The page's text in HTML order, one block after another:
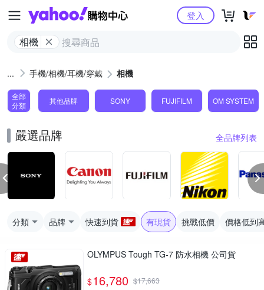
Yahoo購物中心
相機
登入
手機/相機/耳機/穿戴 相機
全部
分類
其他品牌 SONY FUJIFILM OM SYSTEM
嚴選品牌 全品牌列表
分類 品牌 快速到貨 有現貨 挑戰低價 價格低到
OLYMPUS Tough TG-7 防水相機 公司貨
$16,780 $17,663